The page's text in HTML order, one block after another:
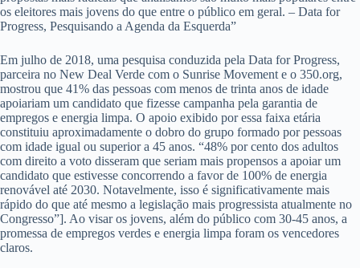
os eleitores mais jovens do que entre o público em geral. – Data for
Progress, Pesquisando a Agenda da Esquerda”
Em julho de 2018, uma pesquisa conduzida pela Data for Progress,
parceira no New Deal Verde com o Sunrise Movement e o 350.org,
mostrou que 41% das pessoas com menos de trinta anos de idade
apoiariam um candidato que fizesse campanha pela garantia de
empregos e energia limpa. O apoio exibido por essa faixa etária
constituiu aproximadamente o dobro do grupo formado por pessoas
com idade igual ou superior a 45 anos. “48% por cento dos adultos
com direito a voto disseram que seriam mais propensos a apoiar um
candidato que estivesse concorrendo a favor de 100% de energia
renovável até 2030. Notavelmente, isso é significativamente mais
rápido do que até mesmo a legislação mais progressista atualmente no
Congresso”]. Ao visar os jovens, além do público com 30-45 anos, a
promessa de empregos verdes e energia limpa foram os vencedores
claros.